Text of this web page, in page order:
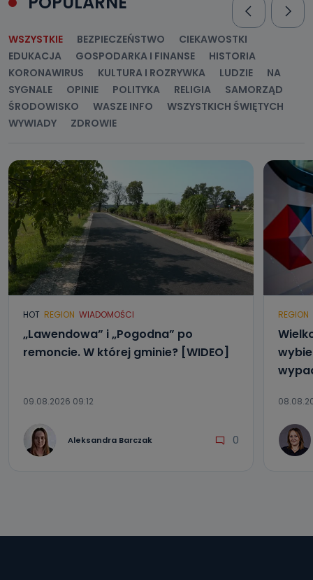
WSZYSTKIE BEZPIECZEŃSTWO
CIEKAWOSTKI
EDUKACJA
GOSPODARKA I FINANSE
HISTORIA
KORONAWIRUS
KULTURA I ROZRYWKA LUDZIE
NA
SYGNALE
OPINIE POLITYKA RELIGIA
SAMORZĄD
ŚRODOWISKO
WASZE INFO
WSZYSTKICH ŚWIĘTYCH
WYWIADY
ZDROWIE
HOT REGION WIADOMOŚCI
„Lawendowa” i „Pogodna” po
remoncie. W której gminie? [WIDEO]
09.08.2026 09:12
Aleksandra Barczak 0
REGION